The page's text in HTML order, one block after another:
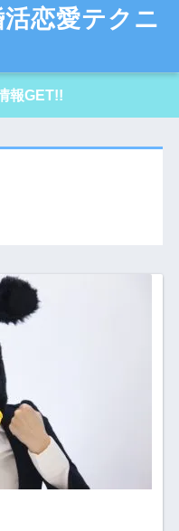
恋愛テクニ
報GET!!